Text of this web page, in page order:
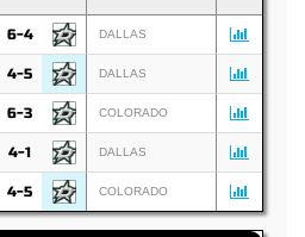
6-4 DALLAS
4-5 DALLAS
6-3 COLORADO
4-1 DALLAS
4-5 COLORADO